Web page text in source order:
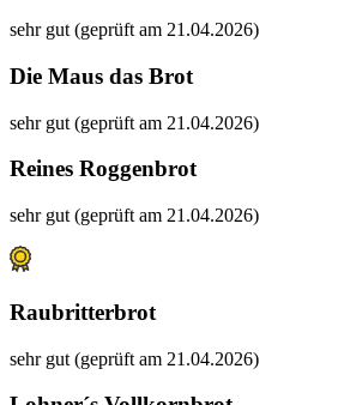
sehr gut (geprüft am 21.04.2026)
Die Maus das Brot
sehr gut (geprüft am 21.04.2026)
Reines Roggenbrot
sehr gut (geprüft am 21.04.2026)
Raubritterbrot
sehr gut (geprüft am 21.04.2026)